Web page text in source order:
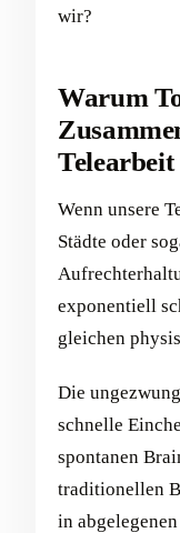
wir?
Warum
Wenn unsere
Städte oder
exponentiell
gleichen
Die
schnelle
spontanen
traditionellen
in